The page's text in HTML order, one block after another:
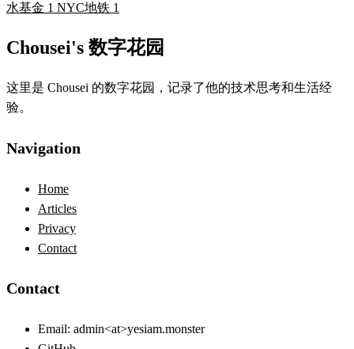
水基金 1 NYC地铁 1
Chousei's 数字花园
这里是 Chousei 的数字花园，记录了他的技术思考和生活经
验。
Navigation
Home
Articles
Privacy
Contact
Contact
Email: admin<at>yesiam.monster